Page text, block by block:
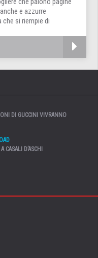
e azzurre
che si riempie di
DI GUCCINI VIVRANNO
CASALI D’ASCHI